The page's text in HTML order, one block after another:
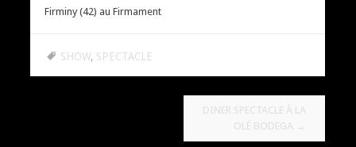
Firminy (42) au Firmament
SHOW, SPECTACLE
DINER SPECTACLE À LA
OLÉ BODEGA →